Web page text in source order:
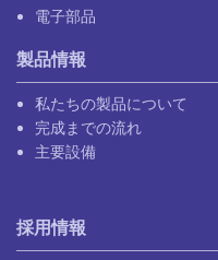
電子部品
製品情報
私たちの製品について
完成までの流れ
主要設備
採用情報